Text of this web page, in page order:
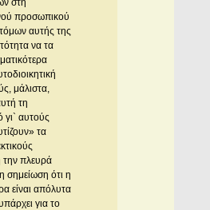
στη
προσωπικού
αυτής της
να τα
μάλιστα,
τη
γι` αυτούς
τα
πλευρά
σημείωση ότι η
είναι απόλυτα
για το